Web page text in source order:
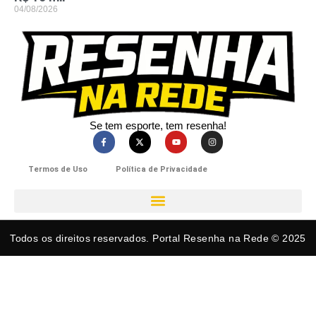
04/08/2026
Se tem esporte, tem resenha!​
Termos de Uso Política de Privacidade
Todos os direitos reservados. Portal Resenha na Rede © 2025